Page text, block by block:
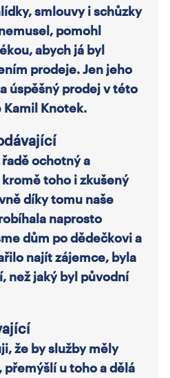
smlouvy i schůzky
pomohl
abych já byl
prodeje. Jen jeho
úspěšný prodej v této
Kamil Knotek.
ochotný a
toho i zkušený
díky tomu naše
naprosto
dům po dědečkovi a
najít zájemce, byla
než jaký byl původní
že by služby měly
přemýšlí u toho a dělá